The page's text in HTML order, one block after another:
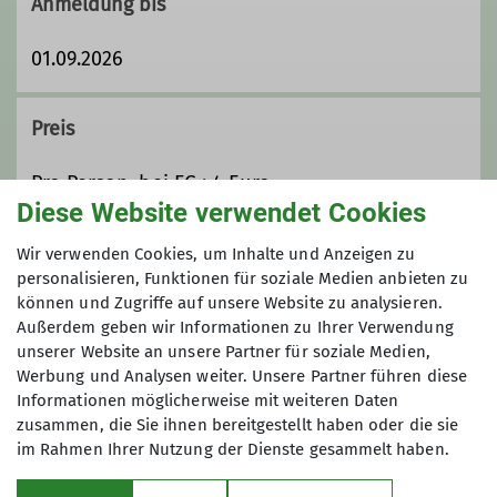
01.09.2026
Preis
Pro Person. bei FG : 4 Euro
Maximale Teilnehmeranzahl
45
Diese Website verwendet Cookies
Wir verwenden Cookies, um Inhalte und Anzeigen zu
personalisieren, Funktionen für soziale Medien anbieten zu
können und Zugriffe auf unsere Website zu analysieren.
Außerdem geben wir Informationen zu Ihrer Verwendung
unserer Website an unsere Partner für soziale Medien,
Werbung und Analysen weiter. Unsere Partner führen diese
Informationen möglicherweise mit weiteren Daten
zusammen, die Sie ihnen bereitgestellt haben oder die sie
im Rahmen Ihrer Nutzung der Dienste gesammelt haben.